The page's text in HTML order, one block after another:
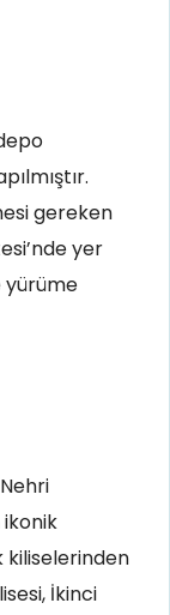
gereken
yer
yürüme
ikonik
kiliselerinden
İkinci